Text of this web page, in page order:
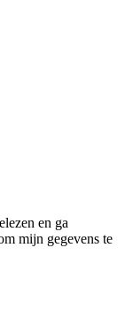
en ga
mijn gegevens te